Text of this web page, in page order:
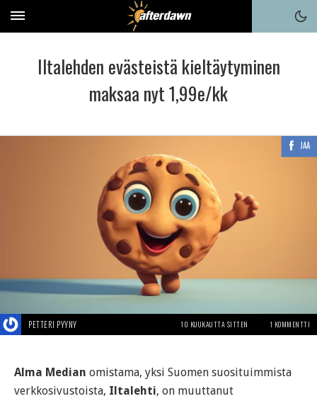
Iltalehden evästeistä kieltäytyminen
maksaa nyt 1,99e/kk
JAA
PETTERI PYYNY 10 KUUKAUTTA SITTEN 1 KOMMENTTI
Alma Median omistama, yksi Suomen suosituimmista
verkkosivustoista, Iltalehti, on muuttanut